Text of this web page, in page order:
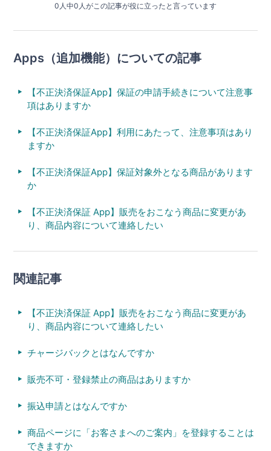
0人中0人がこの記事が役に立ったと言っています
Apps（追加機能）についての記事
【不正決済保証App】保証の申請手続きについて注意事
項はありますか
【不正決済保証App】利用にあたって、注意事項はあり
ますか
【不正決済保証App】保証対象外となる商品があります
か
【不正決済保証 App】販売をおこなう商品に変更があ
り、商品内容について連絡したい
関連記事
【不正決済保証 App】販売をおこなう商品に変更があ
り、商品内容について連絡したい
チャージバックとはなんですか
販売不可・登録禁止の商品はありますか
振込申請とはなんですか
商品ページに「お客さまへのご案内」を登録することは
できますか